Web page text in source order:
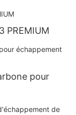
PREMIUM
pour